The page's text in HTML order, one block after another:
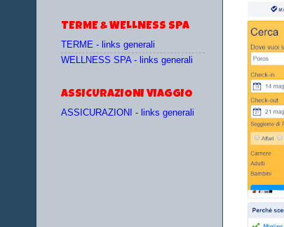
TERME & WELLNESS SPA
TERME - links generali
WELLNESS SPA - links generali
ASSICURAZIONI VIAGGIO
ASSICURAZIONI - links generali